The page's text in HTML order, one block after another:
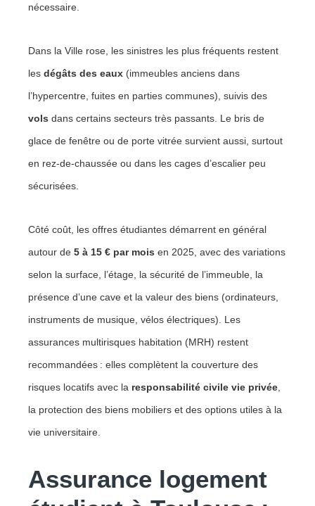
nécessaire.
Dans la Ville rose, les sinistres les plus fréquents restent
lesdégâts des eaux (immeubles anciens dans
l’hypercentre, fuites en parties communes), suivis des
vols dans certains secteurs très passants. Le bris de
glace de fenêtre ou de porte vitrée survient aussi, surtout
en rez-de-chaussée ou dans les cages d’escalier peu
sécurisées.
Côté coût, les offres étudiantes démarrent en général
autour de5 à 15 € par mois en 2025, avec des variations
selon la surface, l’étage, la sécurité de l’immeuble, la
présence d’une cave et la valeur des biens (ordinateurs,
instruments de musique, vélos électriques). Les
assurances multirisques habitation (MRH) restent
recommandées : elles complètent la couverture des
risques locatifs avec la responsabilité civile vie privée,
la protection des biens mobiliers et des options utiles à la
vie universitaire.
Assurance logement